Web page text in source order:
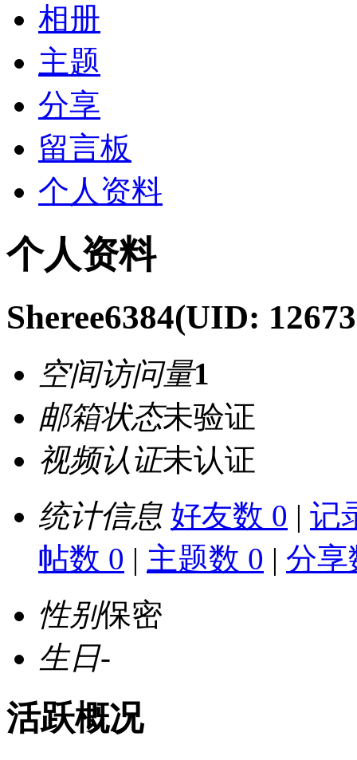
相册
主题
分享
留言板
个人资料
个人资料
Sheree6384(UID:
空间访问量1
邮箱状态未验证
视频认证未认证
统计信息 好友数 0 | 记
帖数 0 | 主题数 0 | 分享
性别保密
生日-
活跃概况